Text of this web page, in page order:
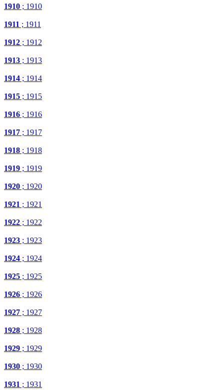
1910 ; 1910
1911 ; 1911
1912 ; 1912
1913 ; 1913
1914 ; 1914
1915 ; 1915
1916 ; 1916
1917 ; 1917
1918 ; 1918
1919 ; 1919
1920 ; 1920
1921 ; 1921
1922 ; 1922
1923 ; 1923
1924 ; 1924
1925 ; 1925
1926 ; 1926
1927 ; 1927
1928 ; 1928
1929 ; 1929
1930 ; 1930
1931 ; 1931